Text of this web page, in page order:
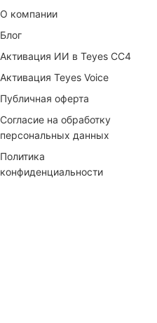
О компании
Блог
Активация ИИ в Teyes CC4
Активация Teyes Voice
Публичная оферта
Согласие на обработку
персональных данных
Политика
конфиденциальности